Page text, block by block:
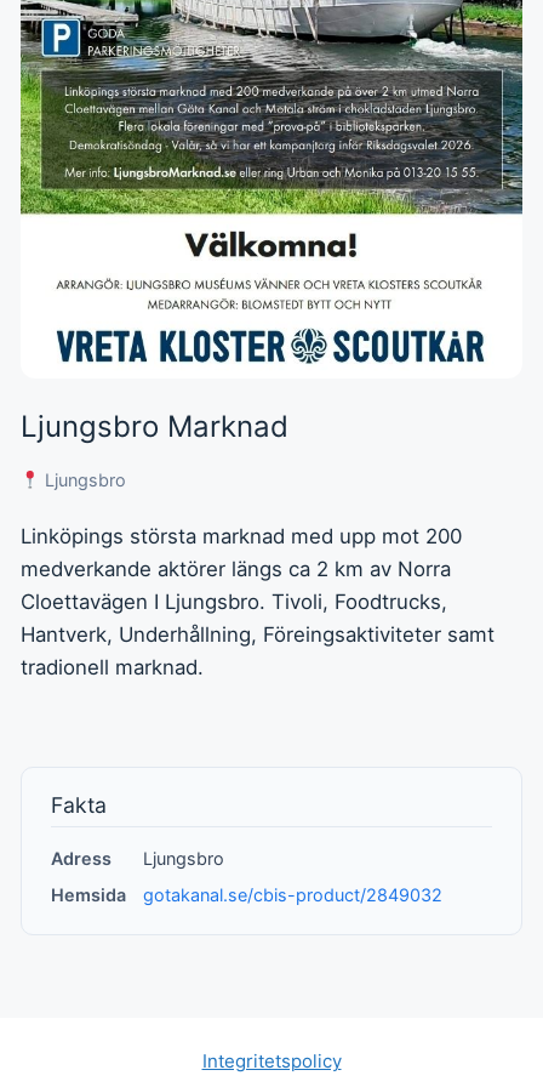
Ljungsbro Marknad
Ljungsbro
Linköpings största marknad med upp mot 200
medverkande aktörer längs ca 2 km av Norra
Cloettavägen I Ljungsbro. Tivoli, Foodtrucks,
Hantverk, Underhållning, Föreingsaktiviteter samt
tradionell marknad.
Fakta
Adress
Ljungsbro
Hemsida
gotakanal.se/cbis-product/2849032
Integritetspolicy